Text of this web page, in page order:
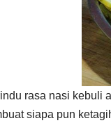
rasa nasi kebuli
siapa pun